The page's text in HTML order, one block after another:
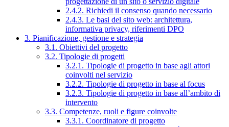
2.4.2. Richiedi il consenso quando necessario
2.4.3. Le basi del sito web: architettura,
informativa privacy, riferimenti DPO
3. Pianificazione, gestione e strategia
3.1. Obiettivi del progetto
3.2. Tipologie di progetti
3.2.1. Tipologie di progetto in base agli attori
coinvolti nel servizio
3.2.2. Tipologie di progetto in base al focus
3.2.3. Tipologie di progetto in base all’ambito di
intervento
3.3. Competenze, ruoli e figure coinvolte
3.3.1. Coordinatore di progetto